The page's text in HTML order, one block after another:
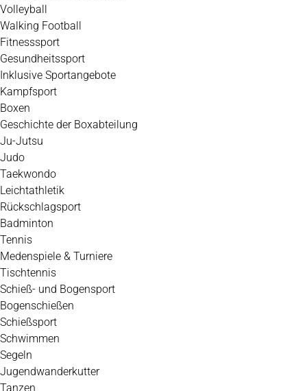
Volleyball
Walking Football
Fitnesssport
Gesundheitssport
Inklusive Sportangebote
Kampfsport
Boxen
Geschichte der Boxabteilung
Ju-Jutsu
Judo
Taekwondo
Leichtathletik
Rückschlagsport
Badminton
Tennis
Medenspiele & Turniere
Tischtennis
Schieß- und Bogensport
Bogenschießen
Schießsport
Schwimmen
Segeln
Jugendwanderkutter
Tanzen